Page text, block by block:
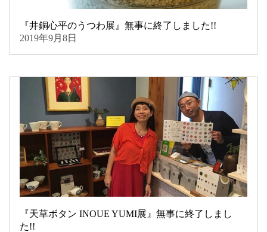
『井銅心平のうつわ展』無事に終了しました!!
2019年9月8日
『天草ボタン INOUE YUMI展』無事に終了しまし
た!!